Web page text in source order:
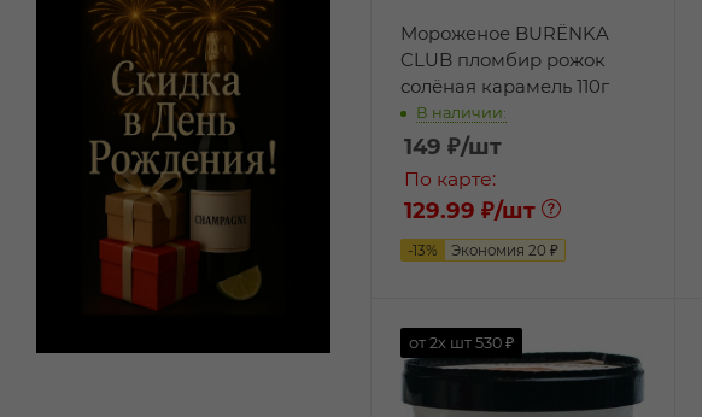
Мороженое BURЁNKA
CLUB пломбир рожок
солёная карамель 110г
В наличии:
149 ₽/шт
По карте:
129.99 ₽/шт
-13% Экономия 20 ₽
от 2х шт 530 ₽